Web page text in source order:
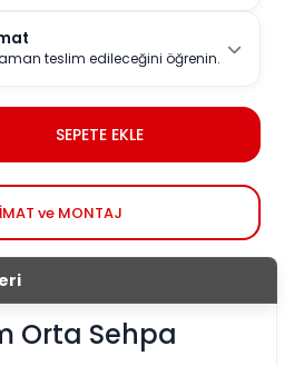
teslim edileceğini öğrenin.
SEPETE EKLE
ve MONTAJ
Orta Sehpa